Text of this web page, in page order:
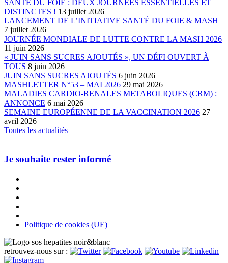
SANTÉ DU FOIE : DEUX JOURNÉES ESSENTIELLES ET
DISTINCTES ! 13 juillet 2026
LANCEMENT DE L’INITIATIVE SANTÉ DU FOIE & MASH
7 juillet 2026
JOURNÉE MONDIALE DE LUTTE CONTRE LA MASH 2026
11 juin 2026
« JUIN SANS SUCRES AJOUTÉS », UN DÉFI OUVERT À
TOUS 8 juin 2026
JUIN SANS SUCRES AJOUTÉS 6 juin 2026
MASHLETTER N°53 – MAI 2026 29 mai 2026
MALADIES CARDIO-RENALES METABOLIQUES (CRM) :
ANNONCE 6 mai 2026
SEMAINE EUROPÉENNE DE LA VACCINATION 2026 27
avril 2026
Toutes les actualités
Je souhaite rester informé
Politique de cookies (UE)
retrouvez-nous sur :